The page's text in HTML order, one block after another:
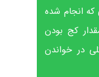
که انجام شده
کج بودن
در خواندن